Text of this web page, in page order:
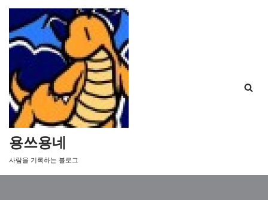
콘
텐
로
건
너
뛰
기
용쓰용네
사람을 기록하는 블로그